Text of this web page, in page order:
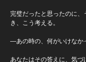
完璧だったと思ったのに、
き、こう考える。
―あの時の、何がいけなか
あなたはその答えに、気づ